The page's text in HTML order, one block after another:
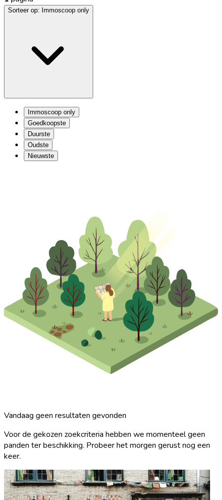
Sorteer op: Immoscoop only
Immoscoop only
Goedkoopste
Duurste
Oudste
Nieuwste
Vandaag geen resultaten gevonden
Voor de gekozen zoekcriteria hebben we momenteel geen
panden ter beschikking. Probeer het morgen gerust nog een
keer.